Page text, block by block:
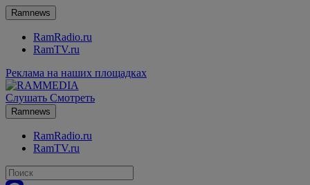
Ramnews
RamRadio.ru
RamTV.ru
Реклама на наших площадках
Слушать Смотреть
Ramnews
RamRadio.ru
RamTV.ru